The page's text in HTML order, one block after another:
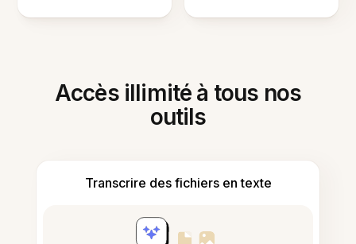
Accès illimité à tous nos
outils
Transcrire des fichiers en texte